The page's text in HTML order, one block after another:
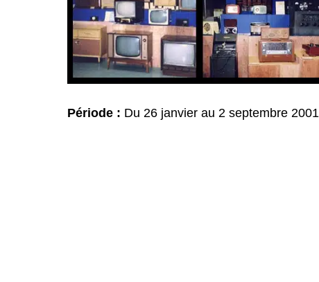
Période : Du 26 janvier au 2 septembre 2001